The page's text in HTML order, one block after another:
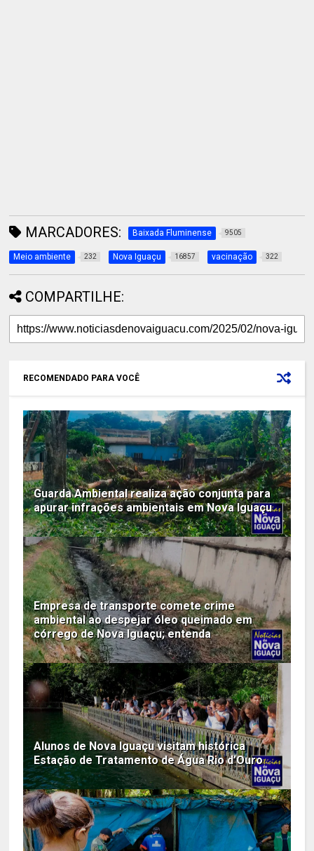
MARCADORES: Baixada Fluminense 9505
Meio ambiente 232 Nova Iguaçu 16857 vacinação 322
COMPARTILHE:
RECOMENDADO PARA VOCÊ
Guarda Ambiental realiza ação conjunta para
apurar infrações ambientais em Nova Iguaçu
Empresa de transporte comete crime
ambiental ao despejar óleo queimado em
córrego de Nova Iguaçu; entenda
Alunos de Nova Iguaçu visitam histórica
Estação de Tratamento de Água Rio d’Ouro